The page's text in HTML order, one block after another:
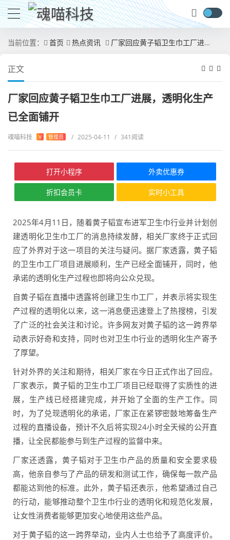
当前位置： 首页 热点资讯 厂家回应黄子韬卫生巾工厂进展，透明化生产已全面铺开
正文
厂家回应黄子韬卫生巾工厂进展，透明化生产
已全面铺开
魂喵科技 V 管理员 / 2025-04-11 / 341阅读
打开小程序 外卖优惠券
折扣会员卡 实时小工具
2025年4月11日，随着黄子韬宣布进军卫生巾行业并计划创
建透明化卫生巾工厂的消息持续发酵，相关厂家终于正式回
应了外界对于这一项目的关注与疑问。据厂家透露，黄子韬
的卫生巾工厂项目进展顺利，生产已经全面铺开，同时，他
承诺的透明化生产过程也即将向公众兑现。
自黄子韬在直播中透露将创建卫生巾工厂，并表示将实现生
产过程的透明化以来，这一消息便迅速登上了热搜榜，引发
了广泛的社会关注和讨论。许多网友对黄子韬的这一跨界举
动表示好奇和支持，同时也对卫生巾行业的透明化生产寄予
了厚望。
针对外界的关注和期待，相关厂家在今日正式作出了回应。
厂家表示，黄子韬的卫生巾工厂项目已经取得了实质性的进
展，生产线已经搭建完成，并开始了全面的生产工作。同
时，为了兑现透明化的承诺，厂家正在紧锣密鼓地筹备生产
过程的直播设备，预计不久后将实现24小时全天候的公开直
播，让全民都能参与到生产过程的监督中来。
厂家还透露，黄子韬对于卫生巾产品的质量和安全要求极
高，他亲自参与了产品的研发和测试工作，确保每一款产品
都能达到他的标准。此外，黄子韬还表示，他希望通过自己
的行动，能够推动整个卫生巾行业的透明化和规范化发展，
让女性消费者能够更加安心地使用这些产品。
对于黄子韬的这一跨界举动，业内人士也给予了高度评价。